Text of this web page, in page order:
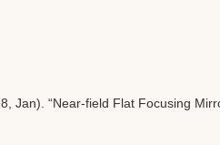
Jan). “Near-field Flat Focusing